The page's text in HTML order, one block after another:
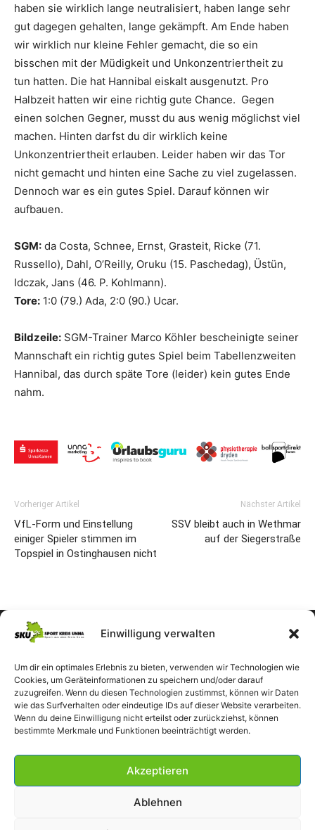
Einwilligung verwalten
Um dir ein optimales Erlebnis zu bieten, verwenden wir Technologien wie
Cookies, um Geräteinformationen zu speichern und/oder darauf
zuzugreifen. Wenn du diesen Technologien zustimmst, können wir Daten
wie das Surfverhalten oder eindeutige IDs auf dieser Website verarbeiten.
Wenn du deine Einwilligung nicht erteilst oder zurückziehst, können
bestimmte Merkmale und Funktionen beeinträchtigt werden.
Akzeptieren
Ablehnen
haben sie wirklich lange neutralisiert, haben lange sehr
gut dagegen gehalten, lange gekämpft. Am Ende haben
wir wirklich nur kleine Fehler gemacht, die so ein
bisschen mit der Müdigkeit und Unkonzentriertheit zu
tun hatten. Die hat Hannibal eiskalt ausgenutzt. Pro
Halbzeit hatten wir eine richtig gute Chance. Gegen
einen solchen Gegner, musst du aus wenig möglichst viel
machen. Hinten darfst du dir wirklich keine
Unkonzentriertheit erlauben. Leider haben wir das Tor
nicht gemacht und hinten eine Sache zu viel zugelassen.
Dennoch war es ein gutes Spiel. Darauf können wir
aufbauen.
SGM: da Costa, Schnee, Ernst, Grasteit, Ricke (71.
Russello), Dahl, O’Reilly, Oruku (15. Paschedag), Üstün,
Idczak, Jans (46. P. Kohlmann).
Tore: 1:0 (79.) Ada, 2:0 (90.) Ucar.
Bildzeile: SGM-Trainer Marco Köhler bescheinigte seiner
Mannschaft ein richtig gutes Spiel beim Tabellenzweiten
Hannibal, das durch späte Tore (leider) kein gutes Ende
nahm.
Vorheriger Artikel
VfL-Form und Einstellung
einiger Spieler stimmen im
Topspiel in Ostinghausen nicht
Nächster Artikel
SSV bleibt auch in Wethmar
auf der Siegerstraße